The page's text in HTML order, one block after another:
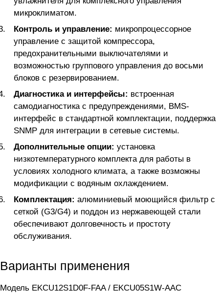
микроклиматом.
Контроль и управление: микропроцессорное
управление с защитой компрессора,
предохранительными выключателями и
возможностью группового управления до восьми
блоков с резервированием.
Диагностика и интерфейсы: встроенная
самодиагностика с предупреждениями, BMS-
интерфейс в стандартной комплектации, поддержка
SNMP для интеграции в сетевые системы.
Дополнительные опции: установка
низкотемпературного комплекта для работы в
условиях холодного климата, а также возможны
модификации с водяным охлаждением.
Комплектация: алюминиевый моющийся фильтр с
сеткой (G3/G4) и поддон из нержавеющей стали
обеспечивают долговечность и простоту
обслуживания.
Варианты применения
Модель EKCU12S1D0F-FAA / EKCU05S1W-AAC